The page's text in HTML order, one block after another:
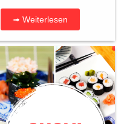
➟ Weiterlesen